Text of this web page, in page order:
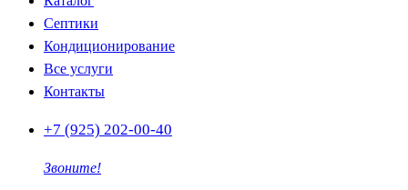
Септики
Кондиционирование
Все услуги
Контакты
+7 (925) 202-00-40
Звоните!